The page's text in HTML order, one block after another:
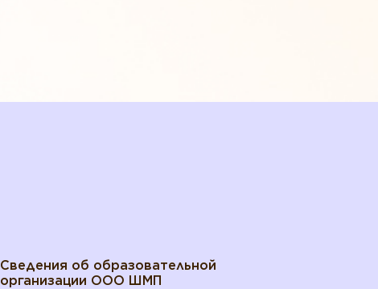
Сведения об образовательной
организации ООО ШМП